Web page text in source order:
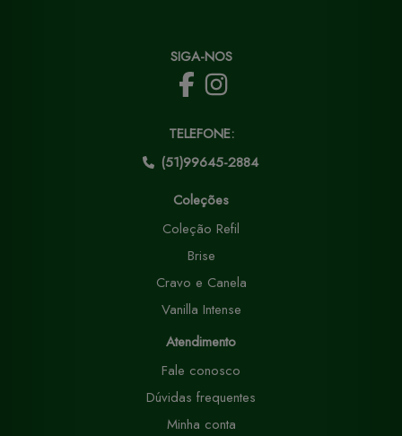
SIGA-NOS
TELEFONE:
(51)99645-2884
Coleções
Coleção Refil
Brise
Cravo e Canela
Vanilla Intense
Atendimento
Fale conosco
Dúvidas frequentes
Minha conta